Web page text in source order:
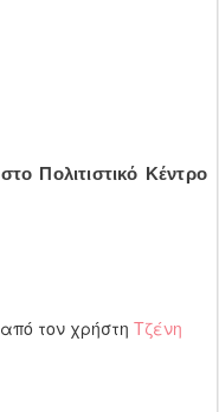
Πολιτιστικό Κέντρο
από τον χρήστη Τζένη